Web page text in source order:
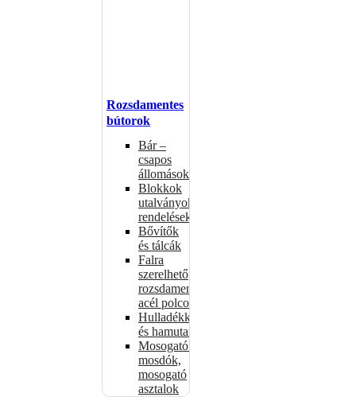
Rozsdamentes
bútorok
Bár –
csapos
állomások
Blokkok
utalványokhoz,
rendelésekhez
Bővítők
és tálcák
Falra
szerelhető
rozsdamentes
acél polcok
Hulladékkosarak
és hamutartók
Mosogatók,
mosdók,
mosogató
asztalok